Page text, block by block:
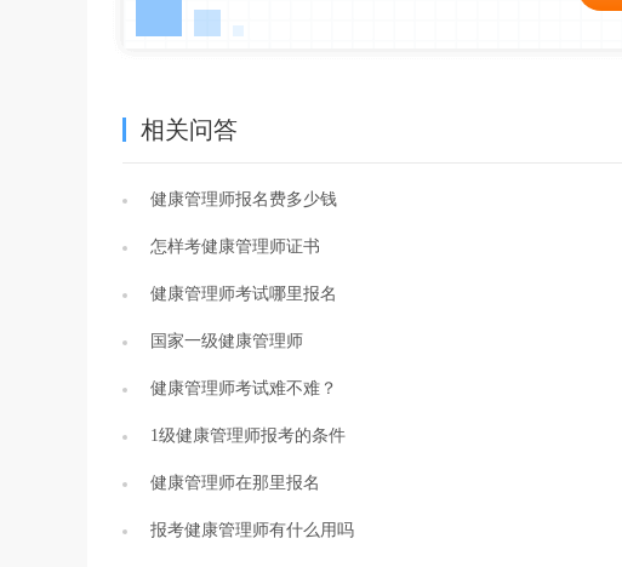
相关问答
健康管理师报名费多少钱
怎样考健康管理师证书
健康管理师考试哪里报名
国家一级健康管理师
健康管理师考试难不难？
1级健康管理师报考的条件
健康管理师在那里报名
报考健康管理师有什么用吗